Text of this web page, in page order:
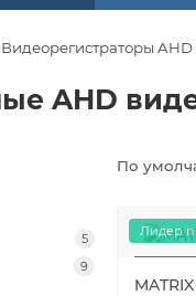
Видеорегистраторы AHD
AHD
5
9
По
Лидер